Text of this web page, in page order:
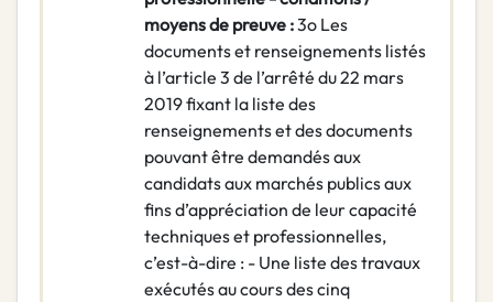
moyens de preuve :3o Les
documents et renseignements listés
à l’article 3 de l’arrêté du 22 mars
2019 fixant la liste des
renseignements et des documents
pouvant être demandés aux
candidats aux marchés publics aux
fins d’appréciation de leur capacité
techniques et professionnelles,
c’est-à-dire : - Une liste des travaux
exécutés au cours des cinq